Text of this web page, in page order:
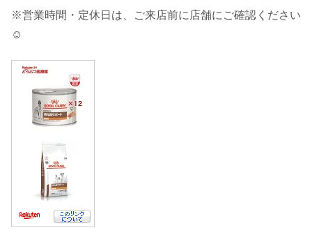
※営業時間・定休日は、ご来店前に店舗にご確認ください
☺︎